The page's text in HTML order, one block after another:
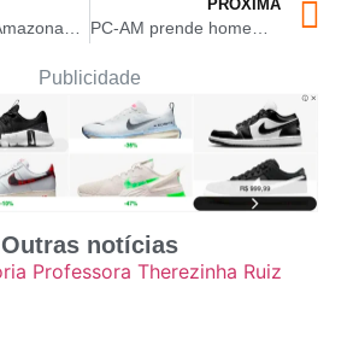
PRÓXIMA
Publicidade
Outras notícias